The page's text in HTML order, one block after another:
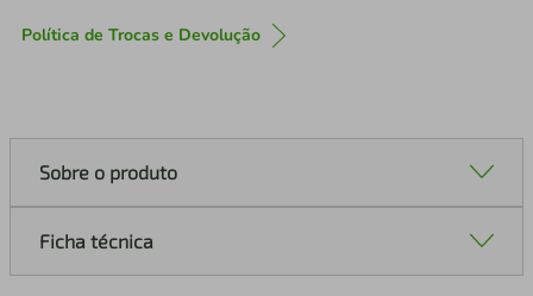
Política de Trocas e Devolução
Sobre o produto
Ficha técnica